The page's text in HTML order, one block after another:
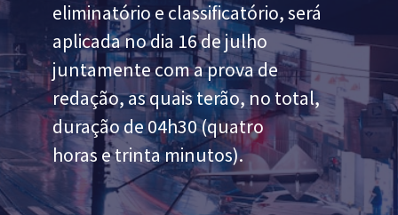
eliminatório e classificatório, será
aplicada no dia 16 de julho
juntamente com a prova de
redação, as quais terão, no total,
duração de 04h30 (quatro
horas e trinta minutos).